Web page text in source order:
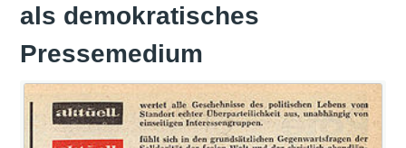
als demokratisches
Pressemedium